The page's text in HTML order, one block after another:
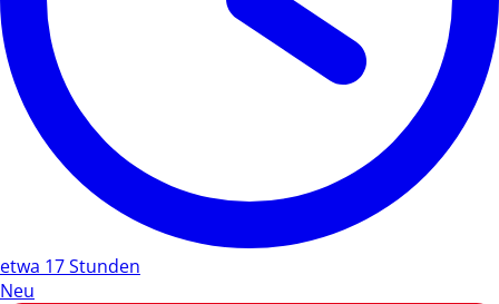
etwa 17 Stunden
Neu